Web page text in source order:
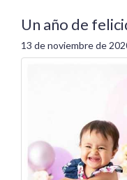
Un año de
13 de noviembre de